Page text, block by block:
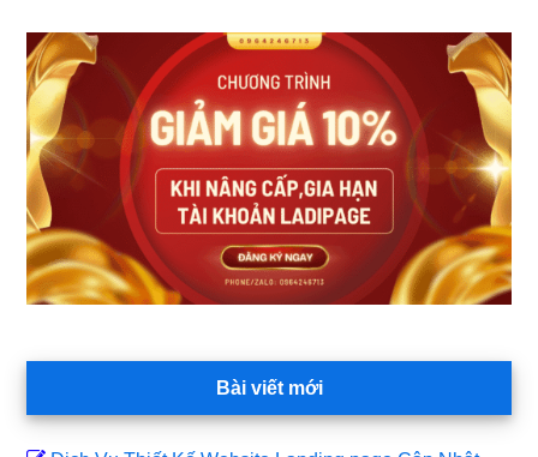
Sidebar
chính
Bài viết mới